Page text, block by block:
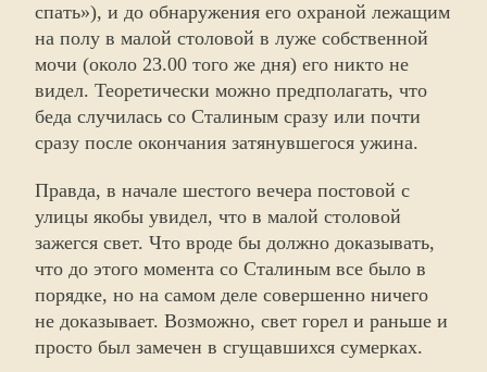
спать»), и до обнаружения его охраной лежащим
на полу в малой столовой в луже собственной
мочи (около 23.00 того же дня) его никто не
видел. Теоретически можно предполагать, что
беда случилась со Сталиным сразу или почти
сразу после окончания затянувшегося ужина.
Правда, в начале шестого вечера постовой с
улицы якобы увидел, что в малой столовой
зажегся свет. Что вроде бы должно доказывать,
что до этого момента со Сталиным все было в
порядке, но на самом деле совершенно ничего
не доказывает. Возможно, свет горел и раньше и
просто был замечен в сгущавшихся сумерках.